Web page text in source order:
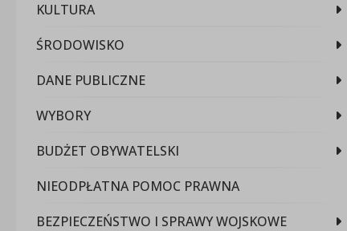
KULTURA
ŚRODOWISKO
DANE PUBLICZNE
WYBORY
BUDŻET OBYWATELSKI
NIEODPŁATNA POMOC PRAWNA
BEZPIECZEŃSTWO I SPRAWY WOJSKOWE